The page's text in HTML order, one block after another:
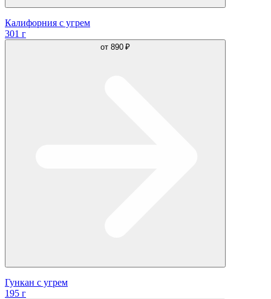
Калифорния с угрем
301 г
от 890 ₽
Гункан с угрем
195 г